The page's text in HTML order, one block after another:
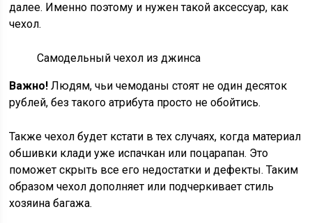
далее. Именно поэтому и нужен такой аксессуар, как
чехол.
Самодельный чехол из джинса
Важно!Людям, чьи чемоданы стоят не один десяток
рублей, без такого атрибута просто не обойтись.
Также чехол будет кстати в тех случаях, когда материал
обшивки клади уже испачкан или поцарапан. Это
поможет скрыть все его недостатки и дефекты. Таким
образом чехол дополняет или подчеркивает стиль
хозяина багажа.